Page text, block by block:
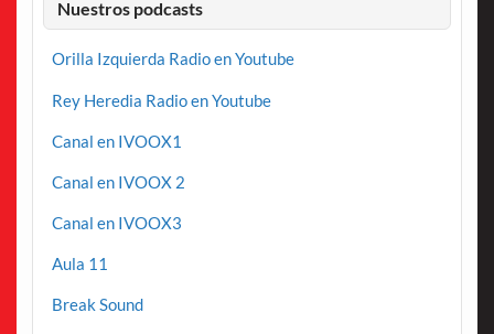
Nuestros podcasts
Orilla Izquierda Radio en Youtube
Rey Heredia Radio en Youtube
Canal en IVOOX1
Canal en IVOOX 2
Canal en IVOOX3
Aula 11
Break Sound